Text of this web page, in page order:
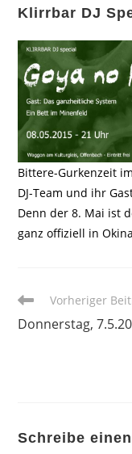
Klirrbar DJ
Bittere-Gurkenzeit
DJ-Team und ihr
Denn der 8. Mai ist
ganz offiziell in
Weitere
ansehen
Vorheriger
Donnerstag,
Schreibe